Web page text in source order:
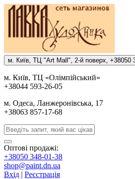
м. Киïв, ТЦ "Art Mall", 2-й поверх, +38050
м. Киïв, ТЦ «Олiмпiйський»
+38044 593-26-05
м. Одеса, Ланжеронiвська, 17
+38063 857-17-68
Оптові продажі:
+38050 348-01-38
shop@paint.dn.ua
Вхід | Реєстрація